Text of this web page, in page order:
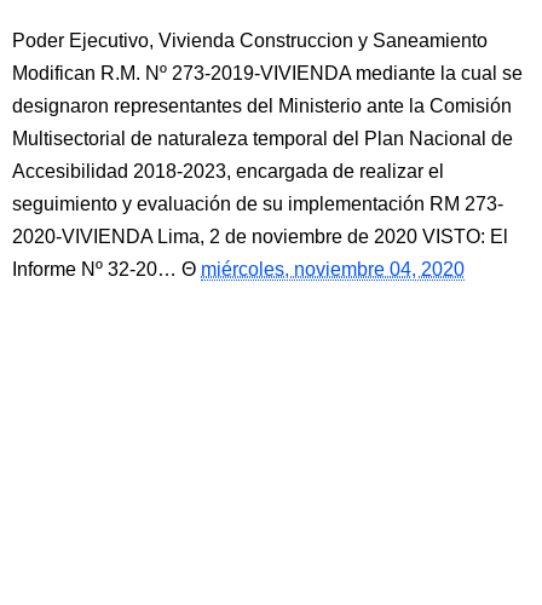
Poder Ejecutivo, Vivienda Construccion y Saneamiento
Modifican R.M. Nº 273-2019-VIVIENDA mediante la cual se
designaron representantes del Ministerio ante la Comisión
Multisectorial de naturaleza temporal del Plan Nacional de
Accesibilidad 2018-2023, encargada de realizar el
seguimiento y evaluación de su implementación RM 273-
2020-VIVIENDA Lima, 2 de noviembre de 2020 VISTO: El
Informe Nº 32-20…
miércoles, noviembre 04, 2020